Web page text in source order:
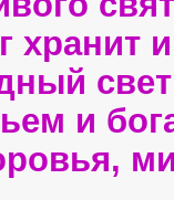
хранит
и